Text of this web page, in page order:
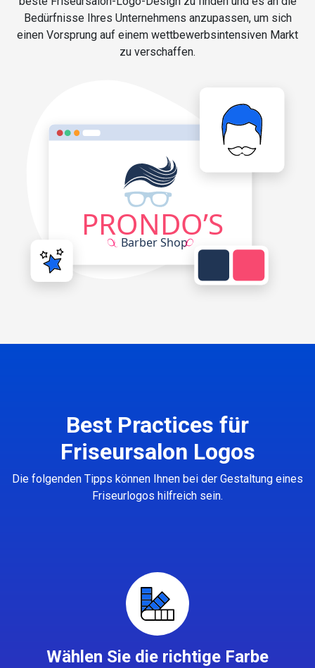
Bedürfnisse Ihres Unternehmens anzupassen, um sich
einen Vorsprung auf einem wettbewerbsintensiven Markt
zu verschaffen.
Best Practices für
Friseursalon Logos
Die folgenden Tipps können Ihnen bei der Gestaltung eines
Friseurlogos hilfreich sein.
Wählen Sie die richtige Farbe